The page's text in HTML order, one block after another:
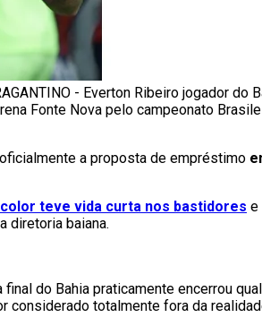
- Everton Ribeiro jogador do
Fonte Nova pelo campeonato
a proposta de empréstimo
teve vida curta nos bastidores e
diretoria baiana.
final do Bahia praticamente encerrou
totalmente fora da